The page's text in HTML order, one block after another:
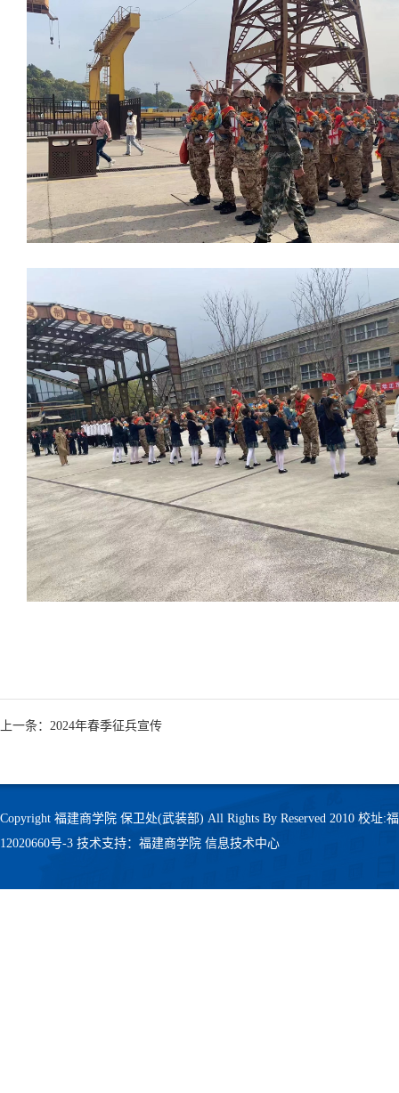
上一条：2024年春季征兵宣传
Copyright 福建商学院 保卫处(武装部) All Rights By Reserved 2010 校址:
12020660号-3 技术支持：福建商学院 信息技术中心